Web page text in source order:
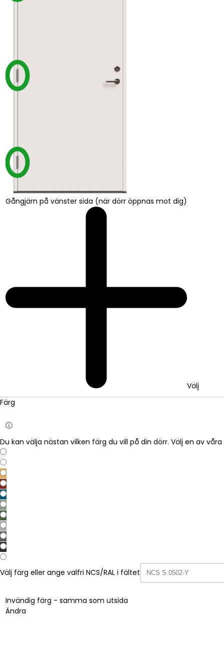
Gångjärn på vänster sida (när dörr öppnas mot dig)
Välj
Färg
ⓘ
Du kan välja nästan vilken färg du vill på din dörr. Välj en av
Välj färg eller ange valfri NCS/RAL i fältet
Invändig färg - samma som utsida
Ändra